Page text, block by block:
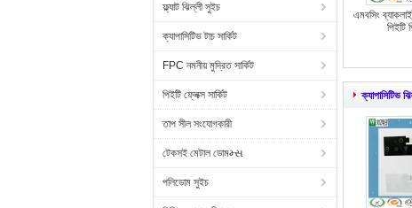
ফ্ল্যাট ঝিল্লী সুইচ
ক্যাপাসিটিভ টাচ সার্কিট
FPC নমনীয় মুদ্রিত সার্কিট
পিইটি ফ্লেক্স সার্কিট
তাপ সীল সংযোগকারী
টেকসই মেটাল ডোমમ્સ
পলিডোম সুইচ
এমবসিং
পিইটি
ক্যাপাসিটিভ